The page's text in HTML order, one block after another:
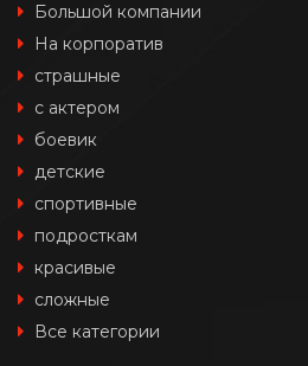
Большой компании
На корпоратив
страшные
с актером
боевик
детские
спортивные
подросткам
красивые
сложные
Все категории